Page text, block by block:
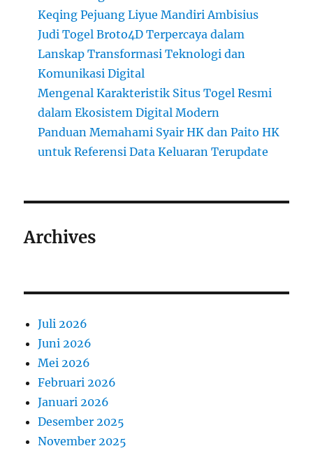
Keqing Pejuang Liyue Mandiri Ambisius
Judi Togel Broto4D Terpercaya dalam
Lanskap Transformasi Teknologi dan
Komunikasi Digital
Mengenal Karakteristik Situs Togel Resmi
dalam Ekosistem Digital Modern
Panduan Memahami Syair HK dan Paito HK
untuk Referensi Data Keluaran Terupdate
Archives
Juli 2026
Juni 2026
Mei 2026
Februari 2026
Januari 2026
Desember 2025
November 2025